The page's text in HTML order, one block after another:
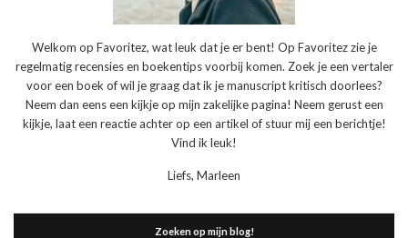
Welkom op Favoritez, wat leuk dat je er bent! Op Favoritez zie je
regelmatig recensies en boekentips voorbij komen. Zoek je een vertaler
voor een boek of wil je graag dat ik je manuscript kritisch doorlees?
Neem dan eens een kijkje op mijn zakelijke pagina! Neem gerust een
kijkje, laat een reactie achter op een artikel of stuur mij een berichtje!
Vind ik leuk!
Liefs, Marleen
Zoeken op mijn blog!